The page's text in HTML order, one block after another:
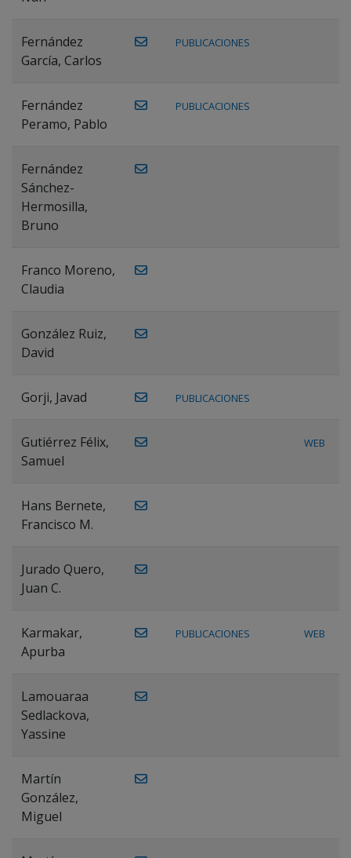
Fernández
García, Carlos
PUBLICACIONES
Fernández
Peramo, Pablo
PUBLICACIONES
Fernández
Sánchez-
Hermosilla,
Bruno
Franco Moreno,
Claudia
González Ruiz,
David
Gorji, Javad PUBLICACIONES
Gutiérrez Félix,
Samuel
WEB
Hans Bernete,
Francisco M.
Jurado Quero,
Juan C.
Karmakar,
Apurba
PUBLICACIONES WEB
Lamouaraa
Sedlackova,
Yassine
Martín
González,
Miguel